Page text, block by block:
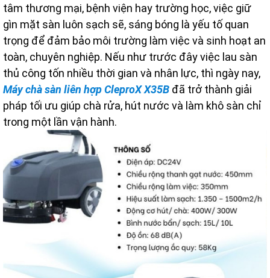
tâm thương mại, bệnh viện hay trường học, việc giữ
gìn mặt sàn luôn sạch sẽ, sáng bóng là yếu tố quan
trọng để đảm bảo môi trường làm việc và sinh hoạt an
toàn, chuyên nghiệp. Nếu như trước đây việc lau sàn
thủ công tốn nhiều thời gian và nhân lực, thì ngày nay,
Máy chà sàn liên hợp CleproX X35B đã trở thành giải
pháp tối ưu giúp chà rửa, hút nước và làm khô sàn chỉ
trong một lần vận hành.